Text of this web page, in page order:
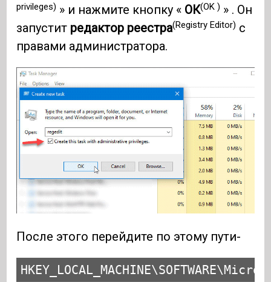
privileges) » и нажмите кнопку « ОК(OK ) » . Он
запустит редактор реестра(Registry Editor) с
правами администратора.
После этого перейдите по этому пути-